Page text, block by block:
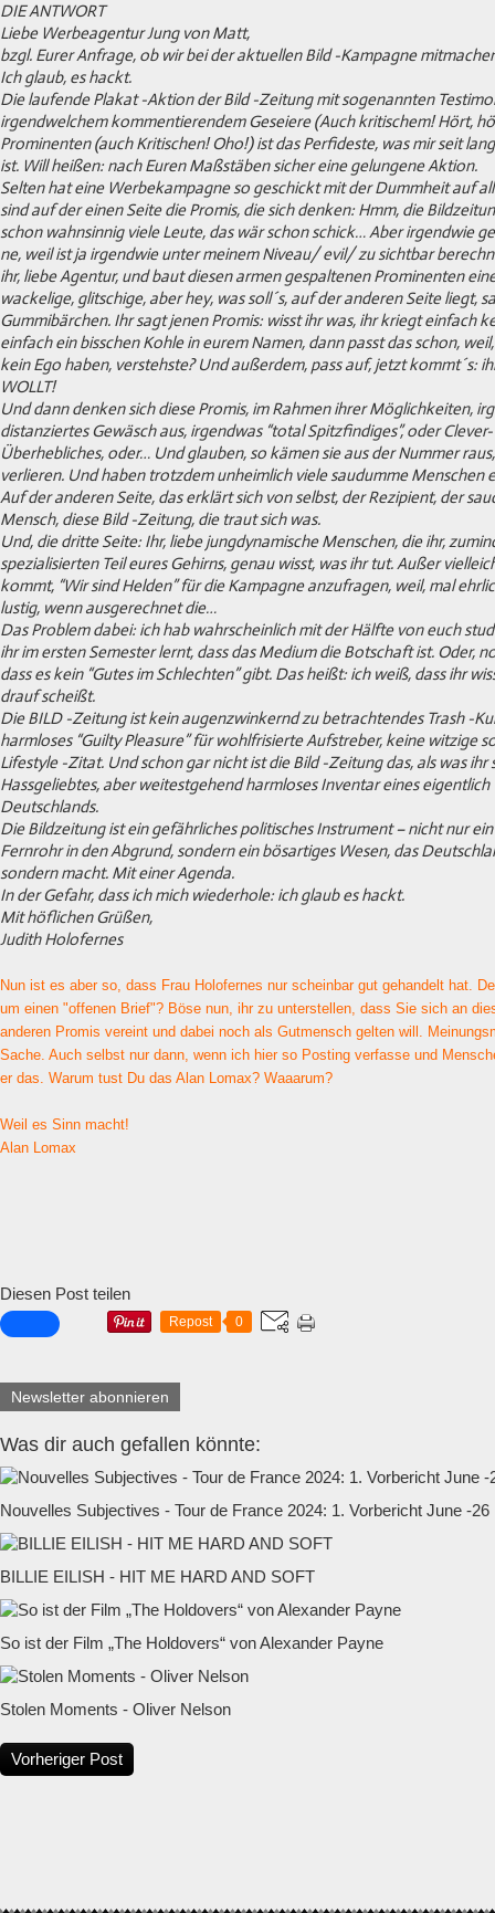
DIE ANTWORT
Liebe Werbeagentur Jung von Matt,
bzgl. Eurer Anfrage, ob wir bei der aktuellen Bild -Kampagne
Ich glaub, es hackt.
Die laufende Plakat -Aktion der Bild -Zeitung mit sogenannten
irgendwelchem kommentierendem Geseiere (Auch kritischem! Hört,
Prominenten (auch Kritischen! Oho!) ist das Perfideste, was mir seit
ist. Will heißen: nach Euren Maßstäben sicher eine gelungene Aktion.
Selten hat eine Werbekampagne so geschickt mit der Dummheit auf
sind auf der einen Seite die Promis, die sich denken: Hmm, die
schon wahnsinnig viele Leute, das wär schon schick… Aber irgendwie
ne, weil ist ja irgendwie unter meinem Niveau/ evil/ zu sichtbar
ihr, liebe Agentur, und baut diesen armen gespaltenen Prominenten
wackelige, glitschige, aber hey, was soll´s, auf der anderen Seite liegt,
Gummibärchen. Ihr sagt jenen Promis: wisst ihr was, ihr kriegt einfach
einfach ein bisschen Kohle in eurem Namen, dann passt das schon,
kein Ego haben, verstehste? Und außerdem, pass auf, jetzt kommt´s:
WOLLT!
Und dann denken sich diese Promis, im Rahmen ihrer Möglichkeiten,
distanziertes Gewäsch aus, irgendwas “total Spitzfindiges”, oder
Überhebliches, oder… Und glauben, so kämen sie aus der Nummer
verlieren. Und haben trotzdem unheimlich viele saudumme Menschen
Auf der anderen Seite, das erklärt sich von selbst, der Rezipient, der
Mensch, diese Bild -Zeitung, die traut sich was.
Und, die dritte Seite: Ihr, liebe jungdynamische Menschen, die ihr,
spezialisierten Teil eures Gehirns, genau wisst, was ihr tut. Außer
kommt, “Wir sind Helden” für die Kampagne anzufragen, weil, mal
lustig, wenn ausgerechnet die…
Das Problem dabei: ich hab wahrscheinlich mit der Hälfte von euch
ihr im ersten Semester lernt, dass das Medium die Botschaft ist. Oder,
dass es kein “Gutes im Schlechten” gibt. Das heißt: ich weiß, dass ihr
drauf scheißt.
Die BILD -Zeitung ist kein augenzwinkernd zu betrachtendes Trash -
harmloses “Guilty Pleasure” für wohlfrisierte Aufstreber, keine witzige
Lifestyle -Zitat. Und schon gar nicht ist die Bild -Zeitung das, als was
Hassgeliebtes, aber weitestgehend harmloses Inventar eines eigentlich
Deutschlands.
Die Bildzeitung ist ein gefährliches politisches Instrument – nicht nur
Fernrohr in den Abgrund, sondern ein bösartiges Wesen, das
sondern macht. Mit einer Agenda.
In der Gefahr, dass ich mich wiederhole: ich glaub es hackt.
Mit höflichen Grüßen,
Judith Holofernes
Nun ist es aber so, dass Frau Holofernes nur scheinbar gut gehandelt hat.
um einen "offenen Brief"? Böse nun, ihr zu unterstellen, dass Sie sich an
anderen Promis vereint und dabei noch als Gutmensch gelten will.
Sache. Auch selbst nur dann, wenn ich hier so Posting verfasse und
er das. Warum tust Du das Alan Lomax? Waaarum?
Weil es Sinn macht!
Alan Lomax
Diesen Post teilen
Repost 0
Newsletter abonnieren
Was dir auch gefallen könnte:
Nouvelles Subjectives - Tour de France 2024: 1. Vorbericht June -26
BILLIE EILISH - HIT ME HARD AND SOFT
So ist der Film „The Holdovers“ von Alexander Payne
Stolen Moments - Oliver Nelson
Vorheriger Post